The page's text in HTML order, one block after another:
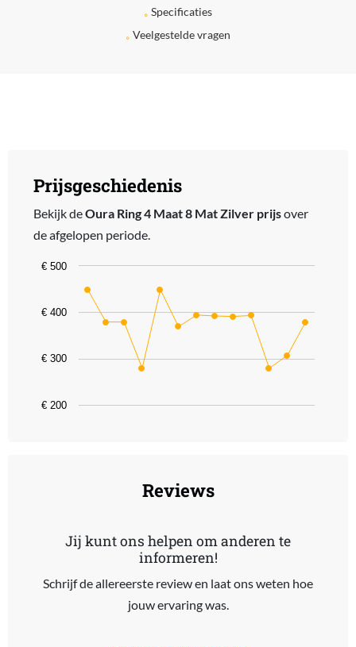
Specificaties
Veelgestelde vragen
Prijsgeschiedenis
Bekijk deOura Ring 4 Maat 8 Mat Zilver prijsover
de afgelopen periode.
Chart
Line chart with 13 data points.
The chart has 1 X axis displaying categories.
The chart has 1 Y axis displaying values. Data ranges from 279 to
€ 200
€ 300
€ 400
€ 500
Reviews
Jij kunt ons helpen om anderen te
informeren!
Schrijf de allereerste review en laat ons weten hoe
jouw ervaring was.